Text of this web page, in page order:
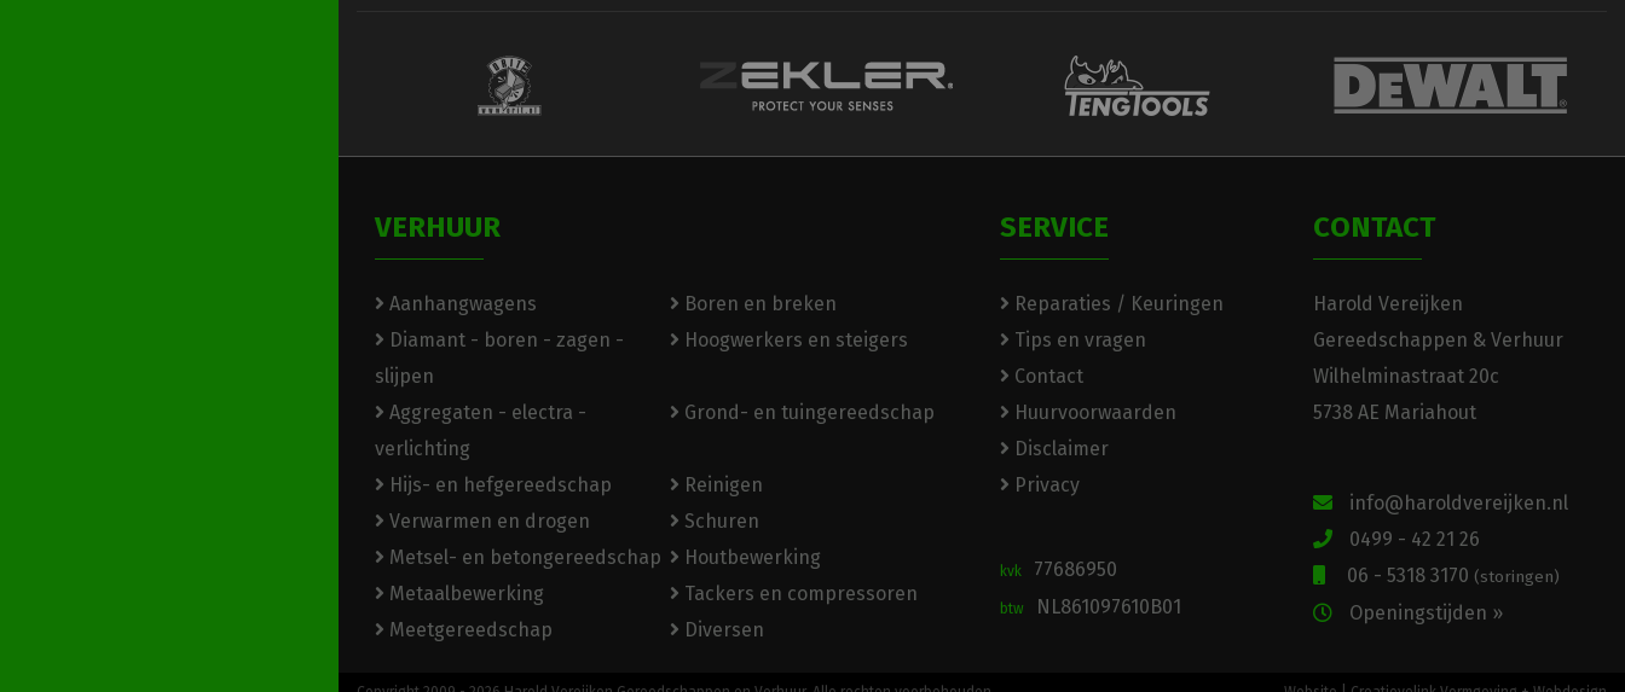
VERHUUR
Aanhangwagens
Boren en breken
Diamant - boren - zagen -
slijpen
Hoogwerkers en steigers
Aggregaten - electra -
verlichting
Grond- en tuingereedschap
Hijs- en hefgereedschap
Reinigen
Verwarmen en drogen
Schuren
Metsel- en betongereedschap
Houtbewerking
Metaalbewerking
Tackers en compressoren
Meetgereedschap
Diversen
SERVICE
Reparaties / Keuringen
Tips en vragen
Contact
Huurvoorwaarden
Disclaimer
Privacy
kvk 77686950
btw NL861097610B01
CONTACT
Harold Vereijken
Gereedschappen & Verhuur
Wilhelminastraat 20c
5738 AE Mariahout
info@haroldvereijken.nl
0499 - 42 21 26
06 - 5318 3170 (storingen)
Openingstijden »